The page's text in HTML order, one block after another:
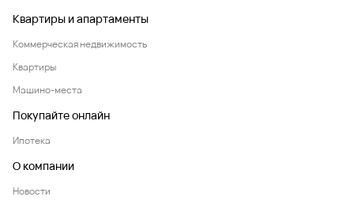
Квартиры и апартаменты
Коммерческая недвижимость
Квартиры
Машино-места
Покупайте онлайн
Ипотека
О компании
Новости